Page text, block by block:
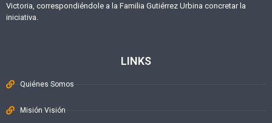
Victoria, correspondiéndole a la Familia Gutiérrez Urbina concretar la
iniciativa.
LINKS
Quiénes Somos
Misión Visión